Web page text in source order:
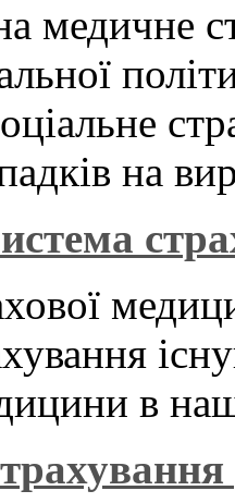
медичне
на
в